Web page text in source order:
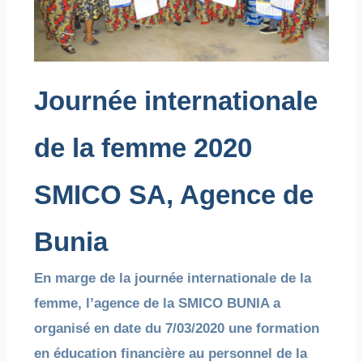
Journée internationale
de la femme 2020
SMICO SA, Agence de
Bunia
En marge de la journée internationale de la
femme, l’agence de la SMICO BUNIA a
organisé en date du 7/03/2020 une formation
en éducation financière au personnel de la